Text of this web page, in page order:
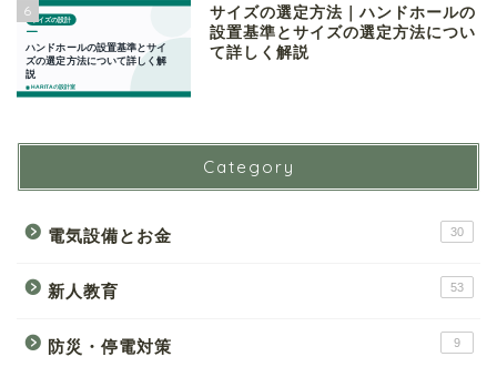
6
サイズの選定方法｜ハンドホールの
設置基準とサイズの選定方法につい
て詳しく解説
Category
電気設備とお金 30
新人教育 53
防災・停電対策 9